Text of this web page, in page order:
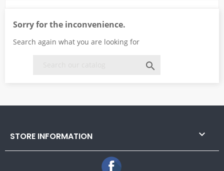
Sorry for the inconvenience.
Search again what you are looking for

STORE INFORMATION 